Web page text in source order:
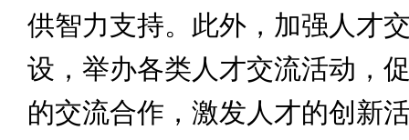
供智力支持。此外，加强人才
设，举办各类人才交流活动，
的交流合作，激发人才的创新